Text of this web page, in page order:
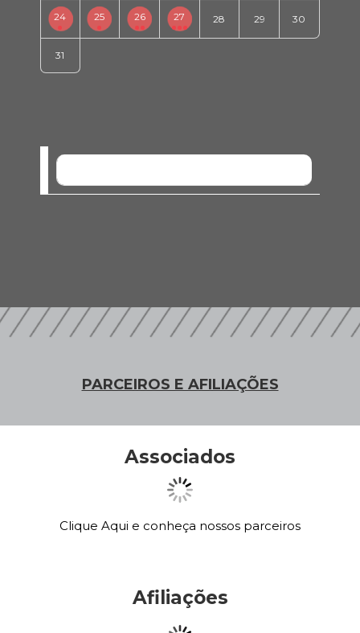
24 25 26 27 28 29 30
31
PARCEIROS E AFILIAÇÕES
Associados
Clique Aqui e conheça nossos parceiros
Afiliações